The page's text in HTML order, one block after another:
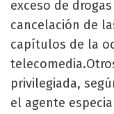
exceso de
cancelación de
capítulos de la
privilegiada,
el agente